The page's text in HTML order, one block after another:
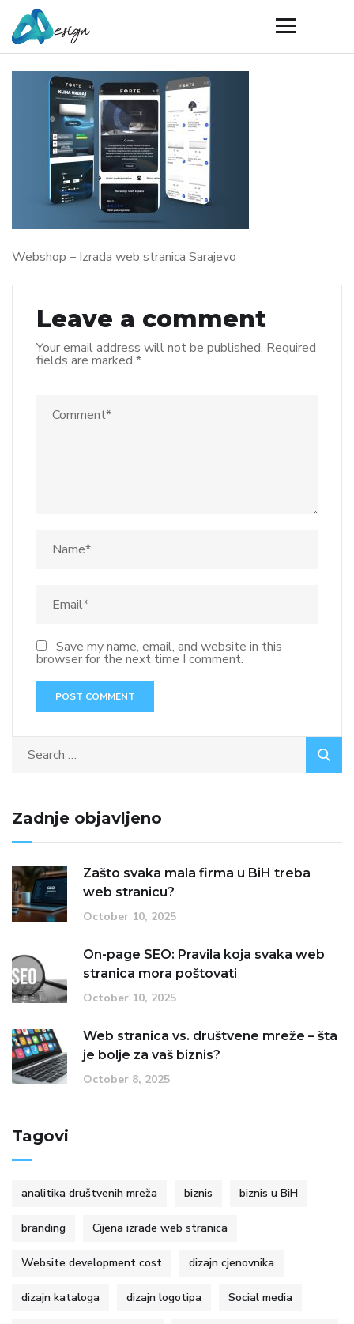
Webshop – Izrada web stranica Sarajevo
Leave a comment
Your email address will not be published. Required
fields are marked *
Save my name, email, and website in this
browser for the next time I comment.
Zadnje objavljeno
Zašto svaka mala firma u BiH treba
web stranicu?
October 10, 2025
On-page SEO: Pravila koja svaka web
stranica mora poštovati
October 10, 2025
Web stranica vs. društvene mreže – šta
je bolje za vaš biznis?
October 8, 2025
Tagovi
analitika društvenih mreža biznis biznis u BiH
branding Cijena izrade web stranica
Website development cost dizajn cjenovnika
dizajn kataloga dizajn logotipa Social media